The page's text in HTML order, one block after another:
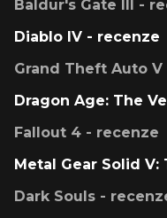
Baldur's Gate III -
Diablo IV - recenze
Grand Theft Auto
Dragon Age: The
Fallout 4 - recenze
Metal Gear Solid
Dark Souls -